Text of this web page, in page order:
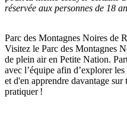
réservée aux personnes de 18
Parc des Montagnes Noires de
Visitez le Parc des Montagnes
de plein air en Petite Nation.
avec l’équipe afin d’explorer
et d'en apprendre davantage
pratiquer !